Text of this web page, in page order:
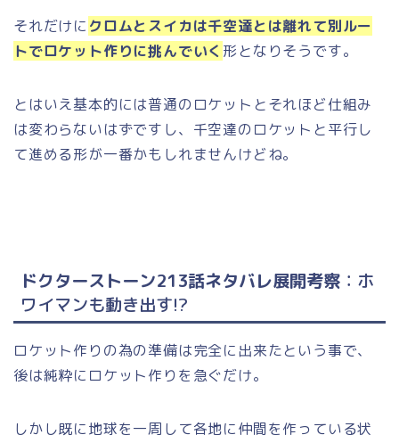
それだけに クロムとスイカは千空達とは離れて別ルー
トでロケット作りに挑んでいく 形となりそうです。
とはいえ基本的には普通のロケットとそれほど仕組み
は変わらないはずですし、千空達のロケットと平行し
て進める形が一番かもしれませんけどね。
ドクターストーン213話ネタバレ展開考察 ：ホ
ワイマンも動き出す!?
ロケット作りの為の準備は完全に出来たという事で、
後は純粋にロケット作りを急ぐだけ。
しかし既に地球を一周して各地に仲間を作っている状